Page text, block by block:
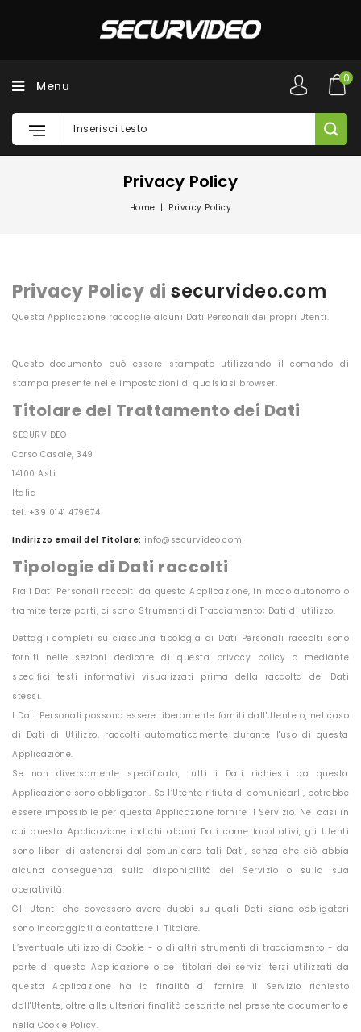
Menu
0
Privacy Policy
Home Privacy Policy
Privacy Policy di securvideo.com
Questa Applicazione raccoglie alcuni Dati Personali dei propri Utenti.
Questo documento può essere stampato utilizzando il comando di
stampa presente nelle impostazioni di qualsiasi browser.
Titolare del Trattamento dei Dati
SECURVIDEO
Corso Casale, 349
14100 Asti
Italia
tel. +39 0141 479674
Indirizzo email del Titolare: info@securvideo.com
Tipologie di Dati raccolti
Fra i Dati Personali raccolti da questa Applicazione, in modo autonomo o
tramite terze parti, ci sono: Strumenti di Tracciamento; Dati di utilizzo.
Dettagli completi su ciascuna tipologia di Dati Personali raccolti sono
forniti nelle sezioni dedicate di questa privacy policy o mediante
specifici testi informativi visualizzati prima della raccolta dei Dati
stessi.
I Dati Personali possono essere liberamente forniti dall'Utente o, nel caso
di Dati di Utilizzo, raccolti automaticamente durante l'uso di questa
Applicazione.
Se non diversamente specificato, tutti i Dati richiesti da questa
Applicazione sono obbligatori. Se l’Utente rifiuta di comunicarli, potrebbe
essere impossibile per questa Applicazione fornire il Servizio. Nei casi in
cui questa Applicazione indichi alcuni Dati come facoltativi, gli Utenti
sono liberi di astenersi dal comunicare tali Dati, senza che ciò abbia
alcuna conseguenza sulla disponibilità del Servizio o sulla sua
operatività.
Gli Utenti che dovessero avere dubbi su quali Dati siano obbligatori
sono incoraggiati a contattare il Titolare.
L’eventuale utilizzo di Cookie - o di altri strumenti di tracciamento - da
parte di questa Applicazione o dei titolari dei servizi terzi utilizzati da
questa Applicazione ha la finalità di fornire il Servizio richiesto
dall'Utente, oltre alle ulteriori finalità descritte nel presente documento e
nella Cookie Policy.